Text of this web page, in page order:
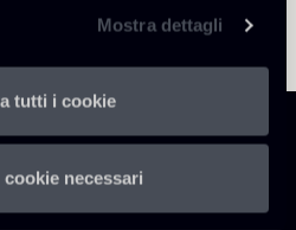
Mostra dettagli
tutti i cookie
cookie necessari